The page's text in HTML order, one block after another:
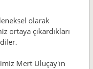
olarak
ortaya çıkardıkları
Mert Uluçay'ın